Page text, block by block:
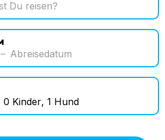
– Abreisedatum
0 Kinder, 1 Hund